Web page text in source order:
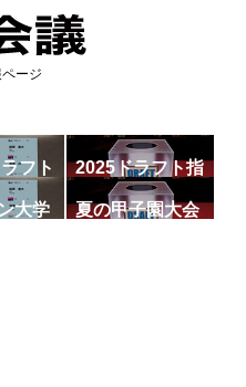
ージ
フト
2025ドラフト指
名一覧
大学
夏の甲子園大会